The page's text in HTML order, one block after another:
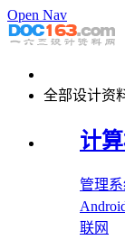
Open Nav
全部设计资
计
管理
联网